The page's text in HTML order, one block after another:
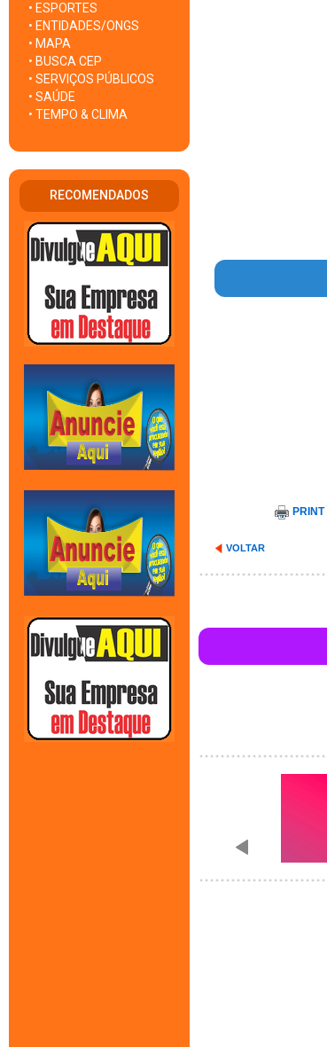
• ESPORTES
• ENTIDADES/ONGS
• MAPA
• BUSCA CEP
• SERVIÇOS PÚBLICOS
• SAÚDE
• TEMPO & CLIMA
RECOMENDADOS
PRINT
VOLTAR